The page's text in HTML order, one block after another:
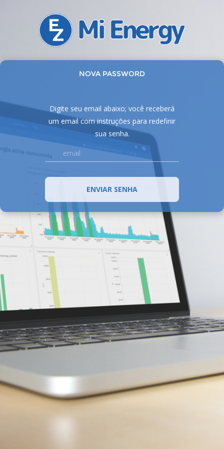
NOVA PASSWORD
Digite seu email abaixo; você receberá
um email com instruções para redefinir
sua senha.
ENVIAR SENHA